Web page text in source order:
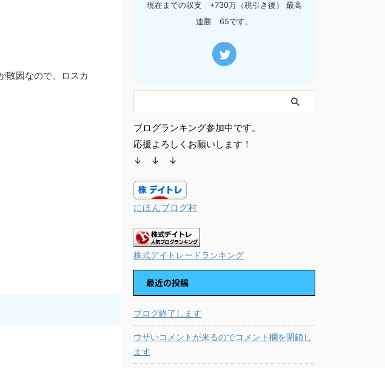
敗因なので、ロスカ
現在までの収支 +730万（税引き後） 最高
連勝 65です。
ブログランキング参加中です。
応援よろしくお願いします！
↓ ↓ ↓
にほんブログ村
株式デイトレードランキング
最近の投稿
ブログ終了します
ウザいコメントが来るのでコメント欄を閉鎖し
ます